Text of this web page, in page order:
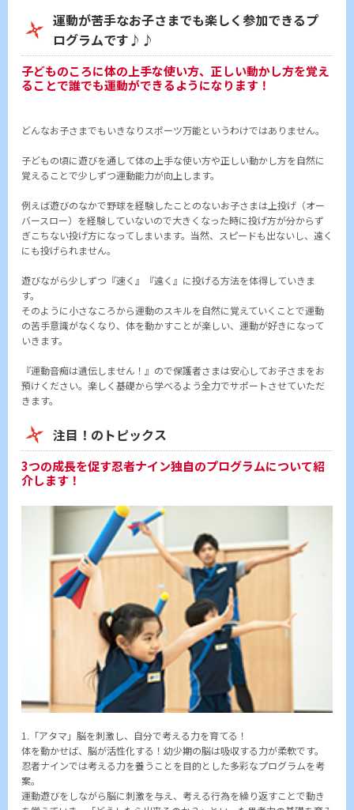
運動が苦手なお子さまでも楽しく参加できるプ
ログラムです♪♪
子どものころに体の上手な使い方、正しい動かし方を覚え
ることで誰でも運動ができるようになります！
どんなお子さまでもいきなりスポーツ万能というわけではありません。
子どもの頃に遊びを通して体の上手な使い方や正しい動かし方を自然に
覚えることで少しずつ運動能力が向上します。
例えば遊びのなかで野球を経験したことのないお子さまは上投げ（オー
バースロー）を経験していないので大きくなった時に投げ方が分からず
ぎこちない投げ方になってしまいます。当然、スピードも出ないし、遠く
にも投げられません。
遊びながら少しずつ『速く』『遠く』に投げる方法を体得していきま
す。
そのように小さなころから運動のスキルを自然に覚えていくことで運動
の苦手意識がなくなり、体を動かすことが楽しい、運動が好きになって
いきます。
『運動音痴は遺伝しません！』ので保護者さまは安心してお子さまをお
預けください。楽しく基礎から学べるよう全力でサポートさせていただ
きます。
注目！のトピックス
3つの成長を促す忍者ナイン独自のプログラムについて紹
介します！
1.「アタマ」脳を刺激し、自分で考える力を育てる！
体を動かせば、脳が活性化する！幼少期の脳は吸収する力が柔軟です。
忍者ナインでは考える力を養うことを目的とした多彩なプログラムを考
案。
運動遊びをしながら脳に刺激を与え、考える行為を繰り返すことで動き